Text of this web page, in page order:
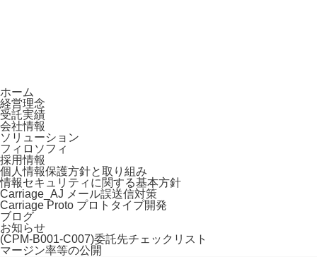
ホーム
経営理念
受託実績
会社情報
ソリューション
フィロソフィ
採用情報
個人情報保護方針と取り組み
情報セキュリティに関する基本方針
Carriage_AJ メール誤送信対策
Carriage Proto プロトタイプ開発
ブログ
お知らせ
(CPM-B001-C007)委託先チェックリスト
マージン率等の公開